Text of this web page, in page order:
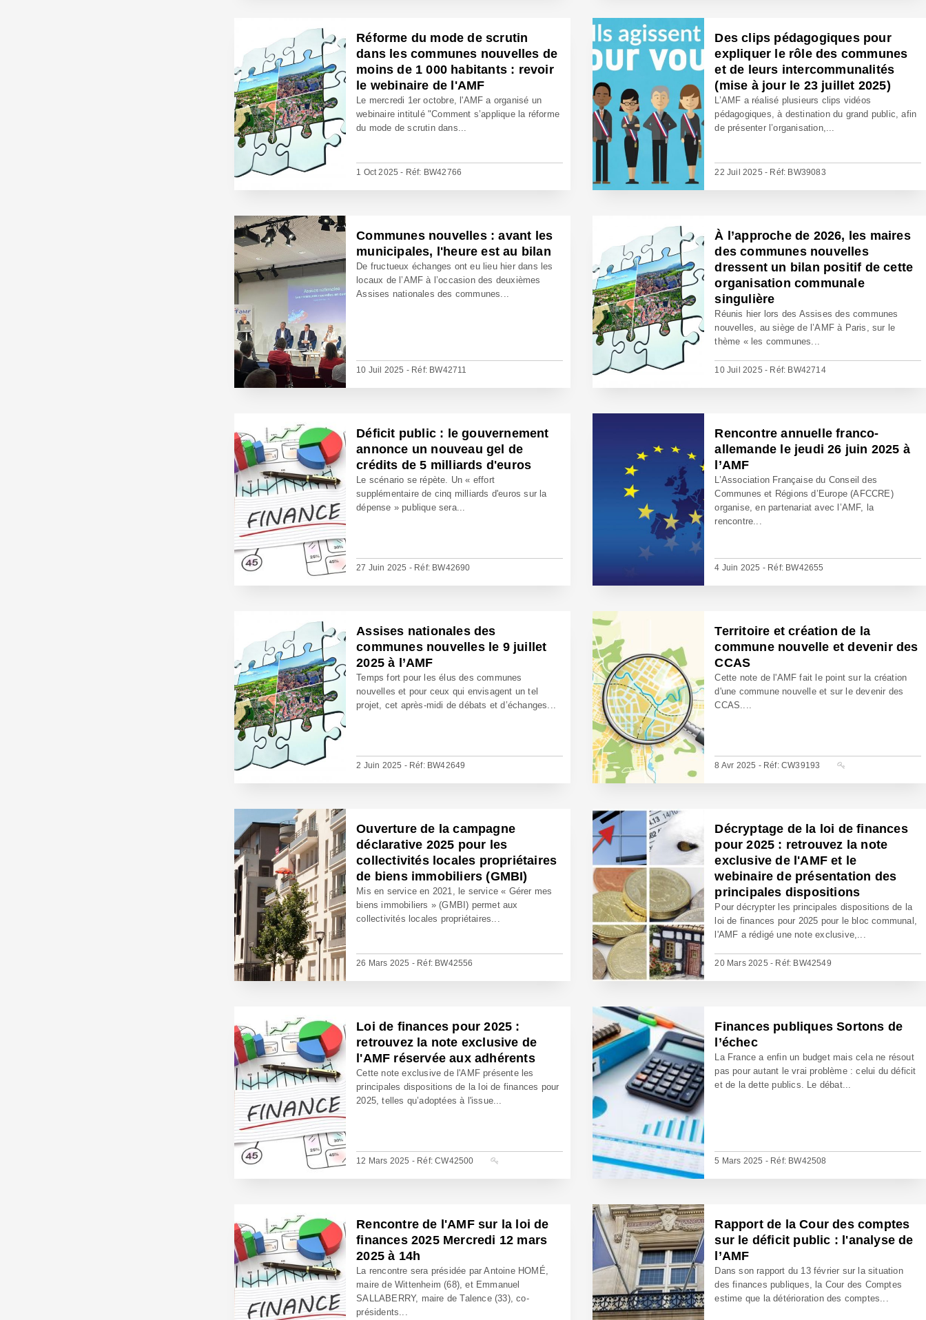
Réforme du mode de scrutin
dans les communes nouvelles de
moins de 1 000 habitants : revoir
le webinaire de l'AMF
Le mercredi 1er octobre, l'AMF a organisé un
webinaire intitulé "Comment s’applique la réforme
du mode de scrutin dans...
1 Oct 2025 - Réf: BW42766
Des clips pédagogiques pour
expliquer le rôle des communes
et de leurs intercommunalités
(mise à jour le 23 juillet 2025)
L’AMF a réalisé plusieurs clips vidéos
pédagogiques, à destination du grand public, afin
de présenter l’organisation,...
22 Juil 2025 - Réf: BW39083
Communes nouvelles : avant les
municipales, l'heure est au bilan
De fructueux échanges ont eu lieu hier dans les
locaux de l’AMF à l’occasion des deuxièmes
Assises nationales des communes...
10 Juil 2025 - Réf: BW42711
À l’approche de 2026, les maires
des communes nouvelles
dressent un bilan positif de cette
organisation communale
singulière
Réunis hier lors des Assises des communes
nouvelles, au siège de l’AMF à Paris, sur le
thème « les communes...
10 Juil 2025 - Réf: BW42714
Déficit public : le gouvernement
annonce un nouveau gel de
crédits de 5 milliards d'euros
Le scénario se répète. Un « effort
supplémentaire de cinq milliards d'euros sur la
dépense » publique sera...
27 Juin 2025 - Réf: BW42690
Rencontre annuelle franco-
allemande le jeudi 26 juin 2025 à
l’AMF
L’Association Française du Conseil des
Communes et Régions d’Europe (AFCCRE)
organise, en partenariat avec l’AMF, la
rencontre...
4 Juin 2025 - Réf: BW42655
Assises nationales des
communes nouvelles le 9 juillet
2025 à l’AMF
Temps fort pour les élus des communes
nouvelles et pour ceux qui envisagent un tel
projet, cet après-midi de débats et d’échanges...
2 Juin 2025 - Réf: BW42649
Territoire et création de la
commune nouvelle et devenir des
CCAS
Cette note de l'AMF fait le point sur la création
d'une commune nouvelle et sur le devenir des
CCAS....
8 Avr 2025 - Réf: CW39193
Ouverture de la campagne
déclarative 2025 pour les
collectivités locales propriétaires
de biens immobiliers (GMBI)
Mis en service en 2021, le service « Gérer mes
biens immobiliers » (GMBI) permet aux
collectivités locales propriétaires...
26 Mars 2025 - Réf: BW42556
Décryptage de la loi de finances
pour 2025 : retrouvez la note
exclusive de l'AMF et le
webinaire de présentation des
principales dispositions
Pour décrypter les principales dispositions de la
loi de finances pour 2025 pour le bloc communal,
l'AMF a rédigé une note exclusive,...
20 Mars 2025 - Réf: BW42549
Loi de finances pour 2025 :
retrouvez la note exclusive de
l'AMF réservée aux adhérents
Cette note exclusive de l'AMF présente les
principales dispositions de la loi de finances pour
2025, telles qu’adoptées à l'issue...
12 Mars 2025 - Réf: CW42500
Finances publiques Sortons de
l’échec
La France a enfin un budget mais cela ne résout
pas pour autant le vrai problème : celui du déficit
et de la dette publics. Le débat...
5 Mars 2025 - Réf: BW42508
Rencontre de l'AMF sur la loi de
finances 2025 Mercredi 12 mars
2025 à 14h
La rencontre sera présidée par Antoine HOMÉ,
maire de Wittenheim (68), et Emmanuel
SALLABERRY, maire de Talence (33), co-
présidents...
Rapport de la Cour des comptes
sur le déficit public : l'analyse de
l’AMF
Dans son rapport du 13 février sur la situation
des finances publiques, la Cour des Comptes
estime que la détérioration des comptes...